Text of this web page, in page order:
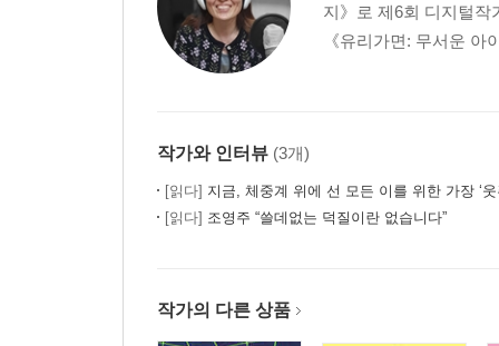
지》로 제6회 디지털작
《유리가면: 무서운
작가와 인터뷰 (3개)
[읽다] 지금, 체중계 위에 선 모든 이를 위한 가장 ‘웃픈’
[읽다] 조영주 “쓸데없는 덕질이란 없습니다”
작가의 다른 상품